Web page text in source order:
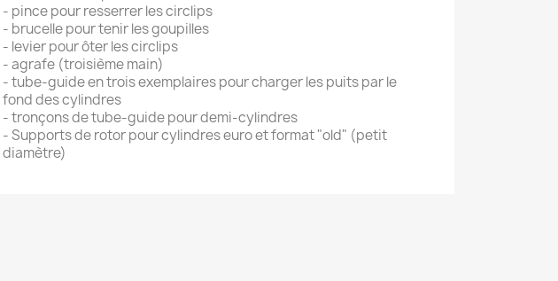
- pince pour resserrer les circlips
- brucelle pour tenir les goupilles
- levier pour ôter les circlips
- agrafe (troisième main)
- tube-guide en trois exemplaires pour charger les puits par le
fond des cylindres
- tronçons de tube-guide pour demi-cylindres
- Supports de rotor pour cylindres euro et format "old" (petit
diamètre)